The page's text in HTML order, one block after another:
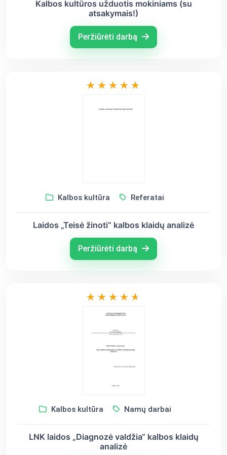
Kalbos kultūros užduotis mokiniams (su
atsakymais!)
Peržiūrėti darbą
Kalbos kultūra Referatai
Laidos „Teisė žinoti“ kalbos klaidų analizė
Peržiūrėti darbą
Kalbos kultūra Namų darbai
LNK laidos „Diagnozė valdžia“ kalbos klaidų
analizė